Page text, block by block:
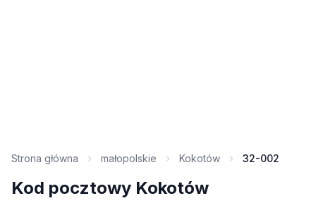
Strona główna małopolskie Kokotów 32-002
Kod pocztowy Kokotów